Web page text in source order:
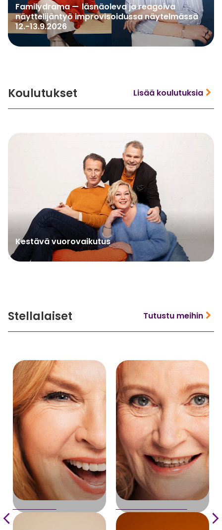
Familydrama — läsnäoleva ja reagoiva
näyttelijäntyö improvisoidussa näytelmässä
12.-13.9.2026
Koulutukset Lisää koulutuksia
Kestävä vuorovaikutus
Stellalaiset Tutustu meihin
Sari Havas Kirsti Kuosmanen